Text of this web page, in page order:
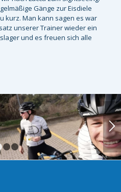
Gänge zur Eisdiele
kurz. Man kann sagen es war
unserer Trainer wieder ein
und es freuen sich alle
1 2 3